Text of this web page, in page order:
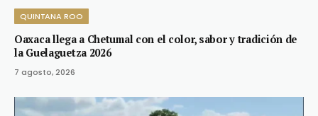
QUINTANA ROO
Oaxaca llega a Chetumal con el color, sabor y tradición de
la Guelaguetza 2026
7 agosto, 2026